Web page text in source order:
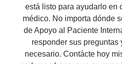
está listo para ayudarlo en
médico. No importa dónde
de Apoyo al Paciente
responder sus preguntas
necesario. Contácte hoy